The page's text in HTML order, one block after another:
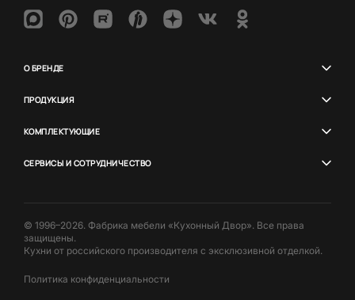
О БРЕНДЕ
ПРОДУКЦИЯ
КОМПЛЕКТУЮЩИЕ
СЕРВИСЫ И СОТРУДНИЧЕСТВО
© 1996–2026. Фабрика мебели «Кухонный Двор». Все права
защищены.
Кухни от российского производителя с эксклюзивной отделкой.
Политика конфиденциальности